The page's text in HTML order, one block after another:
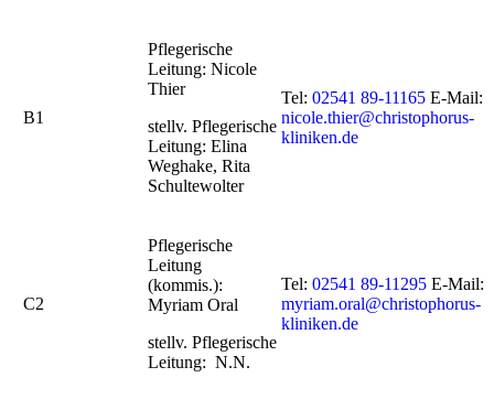
B1
Pflegerische
Leitung: Nicole
Thier
stellv. Pflegerische
Leitung: Elina
Weghake, Rita
Schultewolter
Tel: 02541 89-11165 E-Mail:
nicole.thier@christophorus-
kliniken.de
C2
Pflegerische
Leitung
(kommis.):
Myriam Oral
stellv. Pflegerische
Leitung: N.N.
Tel: 02541 89-11295 E-Mail:
myriam.oral@christophorus-
kliniken.de